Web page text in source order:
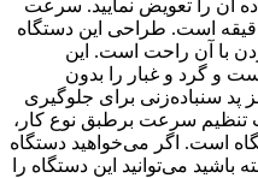
آن را تعویض نمایید. سرعت
۱۲۰۰۰ دور در دقیقه است. طراحی این دستگاه
با آن راحت است. این
و گرد و غبار را بدون
سنباده‌زنی برای جلوگیری
تنظیم سرعت برطبق نوع کار،
است. اگر می‌خواهید دستگاه‌
می‌توانید این دستگاه را